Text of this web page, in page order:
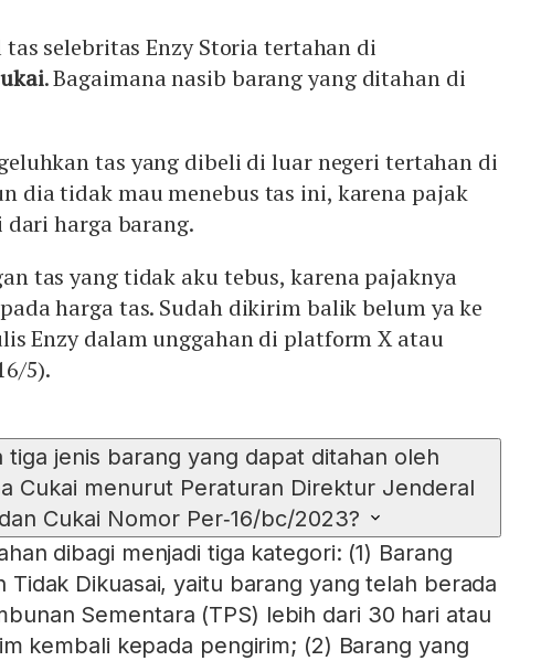
selebritas Enzy Storia tertahan di
. Bagaimana nasib barang yang ditahan di
tas yang dibeli di luar negeri tertahan di
dia tidak mau menebus tas ini, karena pajak
harga barang.
tas yang tidak aku tebus, karena pajaknya
harga tas. Sudah dikirim balik belum ya ke
Enzy dalam unggahan di platform X atau
5).
tiga jenis barang yang dapat ditahan oleh
Cukai menurut Peraturan Direktur Jenderal
Cukai Nomor Per‑16/bc/2023?
dibagi menjadi tiga kategori: (1) Barang
Tidak Dikuasai, yaitu barang yang telah berada
Sementara (TPS) lebih dari 30 hari atau
kembali kepada pengirim; (2) Barang yang